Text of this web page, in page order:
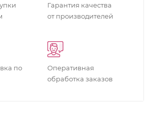
Гарантия качества
от производителей
по
Оперативная
обработка заказов